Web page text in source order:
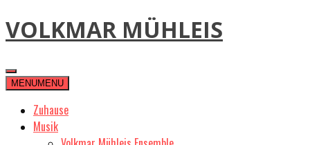
Skip
to
VOLKMAR MÜHLEIS
MENUMENU
Zuhause
Musik